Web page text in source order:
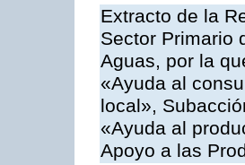
Extracto de la
Sector Primario
Aguas, por la
«Ayuda al
local»,
«Ayuda al
Apoyo a las